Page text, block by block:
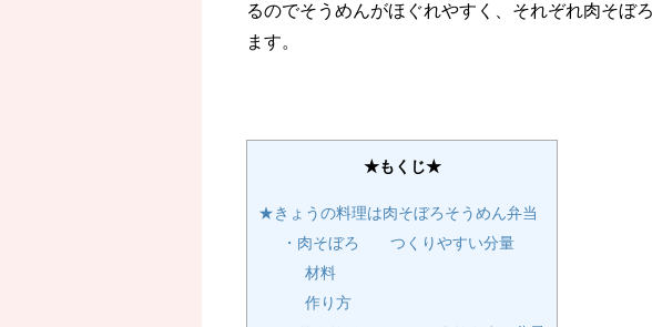
るのでそうめんがほぐれやすく、それぞれ肉そぼ
ます。
★もくじ★
★きょうの料理は肉そぼろそうめん弁当
・肉そぼろ つくりやすい分量
材料
作り方